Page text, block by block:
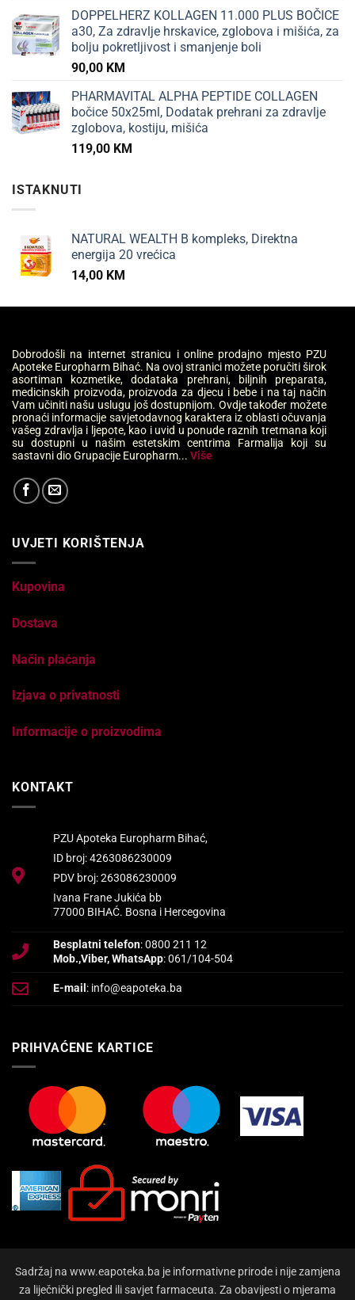
DOPPELHERZ KOLLAGEN 11.000 PLUS BOČICE
a30, Za zdravlje hrskavice, zglobova i mišića, za
bolju pokretljivost i smanjenje boli
90,00 KM
PHARMAVITAL ALPHA PEPTIDE COLLAGEN
bočice 50x25ml, Dodatak prehrani za zdravlje
zglobova, kostiju, mišića
119,00 KM
ISTAKNUTI
NATURAL WEALTH B kompleks, Direktna
energija 20 vrećica
14,00 KM
Dobrodošli na internet stranicu i online prodajno mjesto PZU
Apoteke Europharm Bihać. Na ovoj stranici možete poručiti širok
asortiman kozmetike, dodataka prehrani, biljnih preparata,
medicinskih proizvoda, proizvoda za djecu i bebe i na taj način
Vam učiniti našu uslugu još dostupnijom. Ovdje također možete
pronaći informacije savjetodavnog karaktera iz oblasti očuvanja
vašeg zdravlja i ljepote, kao i uvid u ponude raznih tretmana koji
su dostupni u našim estetskim centrima Farmalija koji su
sastavni dio Grupacije Europharm... Više
UVJETI KORIŠTENJA
Kupovina
Dostava
Način plaćanja
Izjava o privatnosti
Informacije o proizvodima
KONTAKT
PZU Apoteka Europharm Bihać,
ID broj: 4263086230009
PDV broj: 263086230009
Ivana Frane Jukića bb
77000 BIHAĆ. Bosna i Hercegovina
Besplatni telefon: 0800 211 12
Mob.,Viber, WhatsApp: 061/104-504
E-mail : info@eapoteka.ba
PRIHVAĆENE KARTICE
Sadržaj na www.eapoteka.ba je informativne prirode i nije zamjena
za liječnički pregled ili savjet farmaceuta. Za obavijesti o mjerama